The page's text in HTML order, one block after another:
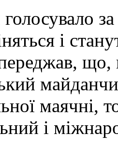
голосувало
і
що,
маячні,
і